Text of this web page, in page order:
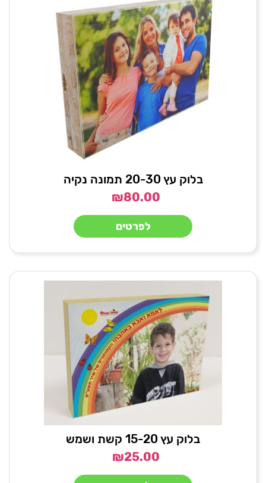
בלוק עץ 20-30 תמונה נקיה
₪80.00
לפרטים
בלוק עץ 15-20 קשת ושמש
₪25.00